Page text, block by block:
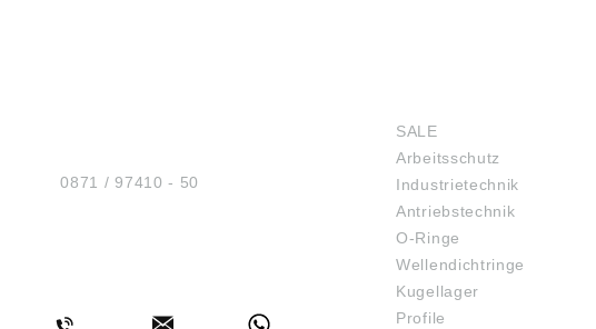
Tel.:0871 / 97410 - 50
SALE
Arbeitsschutz
Industrietechnik
Antriebstechnik
O-Ringe
Wellendichtringe
Kugellager
Profile